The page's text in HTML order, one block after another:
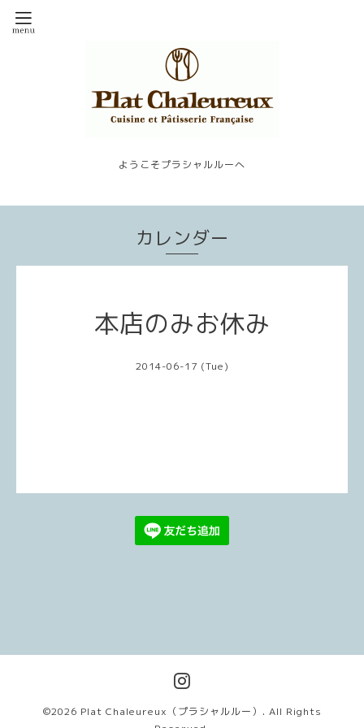
ようこそプラシャルルーへ
カレンダー
本店のみお休み
2014-06-17 (Tue)
©2026 Plat Chaleureux（プラシャルルー） . All Rights